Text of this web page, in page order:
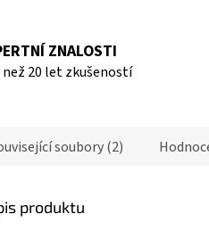
ZNALOSTI
než 20 let zkušeností
soubory (2)
produktu